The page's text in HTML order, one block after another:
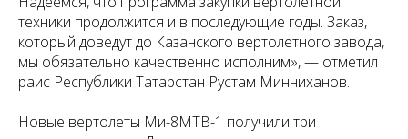
техники продолжится и в последующие годы. Заказ,
который доведут до Казанского вертолетного завода,
мы обязательно качественно исполним», — отметил
раис Республики Татарстан Рустам Минниханов.
Новые вертолеты Ми-8МТВ-1 получили три